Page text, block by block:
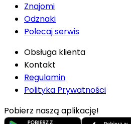
Znajomi
Odznaki
Polecaj serwis
Obsługa klienta
Kontakt
Regulamin
Polityka Prywatności
Pobierz naszą aplikację!